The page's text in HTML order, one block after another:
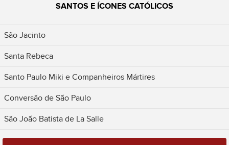
SANTOS E ÍCONES CATÓLICOS
São Jacinto
Santa Rebeca
Santo Paulo Miki e Companheiros Mártires
Conversão de São Paulo
São João Batista de La Salle